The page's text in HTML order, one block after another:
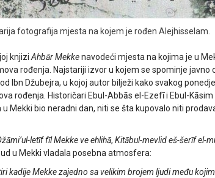
fotografija mjesta na kojem je rođen Alejhisselam.
knjiziAhbār Mekkenavodeći mjesta na kojima je u
rođenja. Najstariji izvor u kojem se spominje javno
Ibn Džubejra, u kojoj autor bilježi kako svakog
rođenja. Historičari Ebul-Abbās el-Ezefī i Ebul-
u Mekki bio neradni dan, niti se šta kupovalo niti
letīf fīl Mekke ve ehlihā, Kitābul-mevlid eš-šerīf el-
u Mekki vladala posebna atmosfera:
kadije Mekke zajedno sa velikim brojem ljudi među